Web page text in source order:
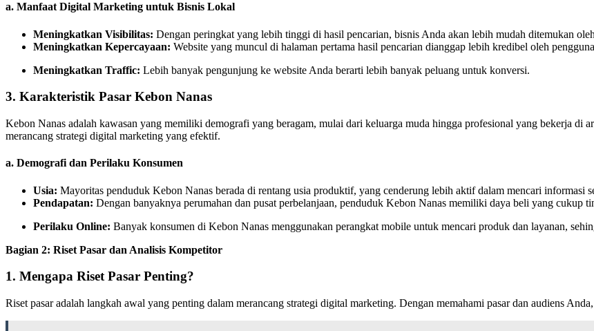
a. Manfaat Digital Marketing untuk Bisnis Lokal
Meningkatkan Visibilitas: Dengan peringkat yang lebih tinggi di hasil pencarian, bisnis Anda akan lebih mudah ditemukan
Meningkatkan Kepercayaan: Website yang muncul di halaman pertama hasil pencarian dianggap lebih kredibel oleh
Meningkatkan Traffic: Lebih banyak pengunjung ke website Anda berarti lebih banyak peluang untuk konversi.
3. Karakteristik Pasar Kebon Nanas
Kebon Nanas adalah kawasan yang memiliki demografi yang beragam, mulai dari keluarga muda hingga profesional yang bekerja di
merancang strategi digital marketing yang efektif.
a. Demografi dan Perilaku Konsumen
Usia: Mayoritas penduduk Kebon Nanas berada di rentang usia produktif, yang cenderung lebih aktif dalam mencari informasi
Pendapatan: Dengan banyaknya perumahan dan pusat perbelanjaan, penduduk Kebon Nanas memiliki daya beli yang cukup
Perilaku Online: Banyak konsumen di Kebon Nanas menggunakan perangkat mobile untuk mencari produk dan layanan,
Bagian 2: Riset Pasar dan Analisis Kompetitor
1. Mengapa Riset Pasar Penting?
Riset pasar adalah langkah awal yang penting dalam merancang strategi digital marketing. Dengan memahami pasar dan audiens